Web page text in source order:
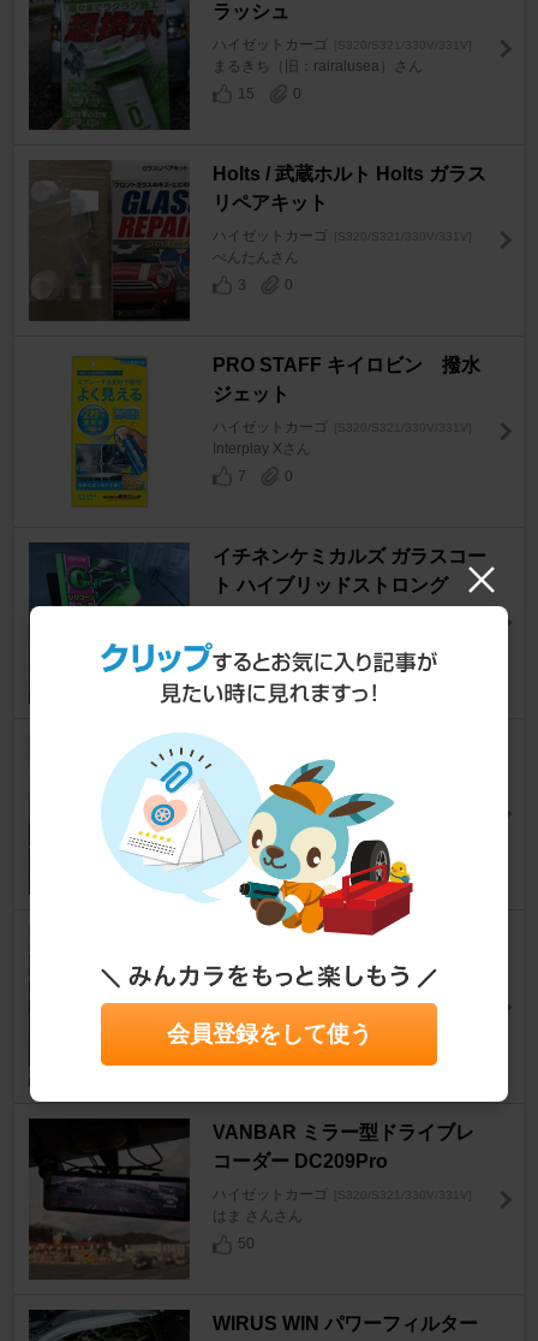
ラッシュ
ハイゼットカーゴ [S320/S321/330V/331V]
まるきち（旧：rairalusea）さん
15
0
Holts / 武蔵ホルト Holts ガラス
リペアキット
ハイゼットカーゴ [S320/S321/330V/331V]
ぺんたんさん
3
0
PRO STAFF キイロビン 撥水
ジェット
ハイゼットカーゴ [S320/S321/330V/331V]
Interplay Xさん
7
0
イチネンケミカルズ ガラスコー
ト ハイブリッドストロング
Doraneko122さん
13
0
LARGUS LEDハイマウントス
トップランプ スモーク
ハイゼットカーゴ [S320/S321/330V/331V]
73hiraさん
10
日本ライティング H4 軽バン・
軽トラ専用 ハイスペックモデル
ハイゼットカーゴ [S320/S321/330V/331V]
VANBAR ミラー型ドライブレ
コーダー DC209Pro
ハイゼットカーゴ [S320/S321/330V/331V]
はま さんさん
50
WIRUS WIN パワーフィルター
会員登録をして使う